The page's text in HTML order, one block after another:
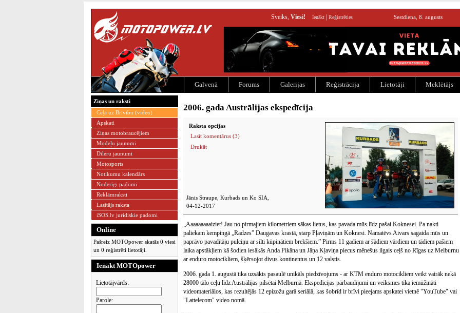
Sveiks, Viesi! Ienākt Reģistrēties Sestdiena, 8. augusts
Galvenā Forums Galerijas Reģistrācija Lietotāji Meklētājs
Ziņas un raksti
Ceļā uz Brīvību (video)
Apskati
Ziņas motobraucējiem
Modeļu jaunumi
Dīleru jaunumi
Motosports
Notikumu kalendārs
Noderīgi padomi
Reklāmraksti
Lasītājs raksta
iSOS.lv juridiskie padomi
Online
Pašreiz MOTOpower skatās 0 viesi
un 0 reģistrēti lietotāji.
Ienākt MOTOpower
Lietotājvārds:
Parole:
2006. gada Austrālijas ekspedīcija
Raksta opcijas
Lasīt komentārus (3)
Drukāt
Jānis Straupe, Kurbads un Ko SIA,
04-12-2017
„Aaaaaaaaaiziet! Jau no pirmajiem kilometriem sākas lietus, kas pavada mūs līdz pašai Koknesei. Pa nakti
paliekam kempingā „Radzes” Daugavas krastā, starp Pļaviņām un Koknesi. Namatēvs Aivars sagaida mūs un
paprāvo pavadītāju pulciņu ar silti kūpinātiem brekšiem.” Pirms 11 gadiem ar šādiem vārdiem un tādiem pašiem
laika apstākļiem kā šodien iesākās Anda Pikāna un Jāņa Kļaviņa piecus mēnešus ilgais ceļš no Rīgas uz Melburnu
ar enduro motocikliem, šķērsojot divus kontinentus un 12 valstis.
2006. gada 1. augustā tika uzsākts pasaulē unikāls piedzīvojums - ar KTM enduro motocikliem veikt vairāk nekā
28000 tālo ceļu līdz Austrālijas pilsētai Melburnā. Ekspedīcijas pārbaudījumi un veiksmes tika iemūžināti
videomateriālos, kas rezultējās 12 epizožu garā seriālā, kas šobrīd ir brīvi pieejams apskatei vietnē "YouTube" vai
"Lattelecom" video nomā.